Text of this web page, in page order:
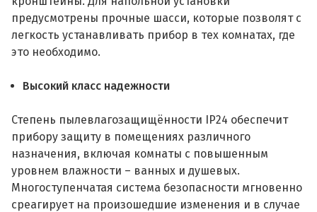
предусмотрены прочные шасси, которые позволят с
легкость устанавливать прибор в тех комнатах, где
это необходимо.
Высокий класс надежности
Степень пылевлагозащищённости IP24 обеспечит
прибору защиту в помещениях различного
назначения, включая комнаты с повышенным
уровнем влажности – ванных и душевых.
Многоступенчатая система безопасности мгновенно
среагирует на произошедшие изменения и в случае